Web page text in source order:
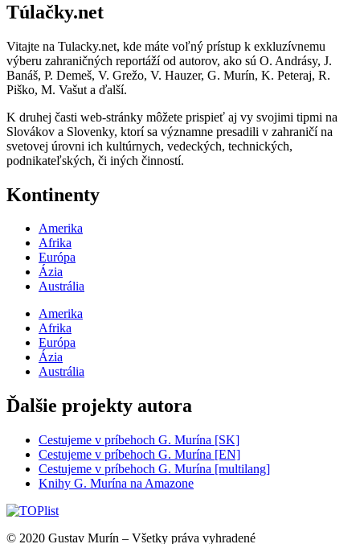
Túlačky.net
Vitajte na Tulacky.net, kde máte voľný prístup k exkluzívnemu
výberu zahraničných reportáží od autorov, ako sú O. Andrásy, J.
Banáš, P. Demeš, V. Grežo, V. Hauzer, G. Murín, K. Peteraj, R.
Piško, M. Vašut a ďalší.
K druhej časti web-stránky môžete prispieť aj vy svojimi tipmi na
Slovákov a Slovenky, ktorí sa významne presadili v zahraničí na
svetovej úrovni ich kultúrnych, vedeckých, technických,
podnikateľských, či iných činností.
Kontinenty
Amerika
Afrika
Európa
Ázia
Austrália
Amerika
Afrika
Európa
Ázia
Austrália
Ďalšie projekty autora
Cestujeme v príbehoch G. Murína [SK]
Cestujeme v príbehoch G. Murína [EN]
Cestujeme v príbehoch G. Murína [multilang]
Knihy G. Murína na Amazone
© 2020 Gustav Murín – Všetky práva vyhradené